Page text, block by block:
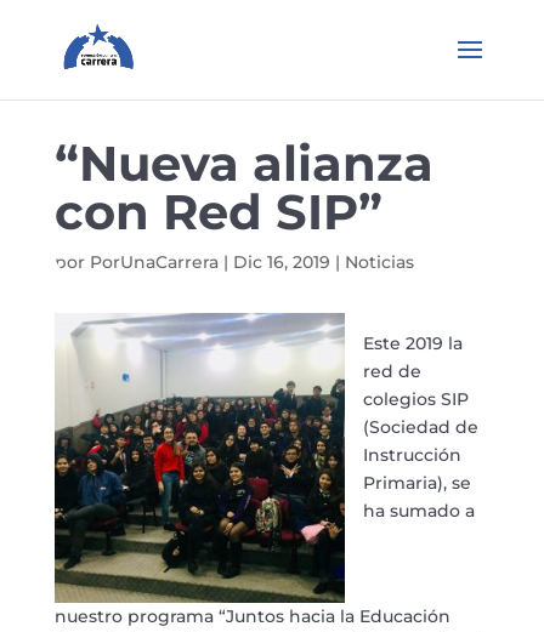
“Nueva alianza
con Red SIP”
por PorUnaCarrera| Dic 16, 2019 | Noticias
Este 2019 la
red de
colegios SIP
(Sociedad de
Instrucción
Primaria), se
ha sumado a
nuestro programa “Juntos hacia la Educación